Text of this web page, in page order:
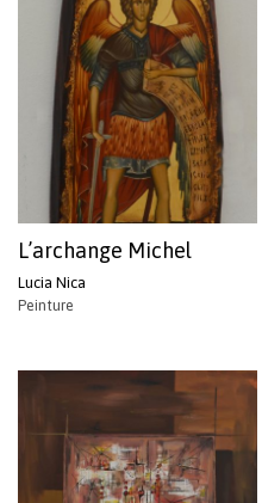
L’archange Michel
Lucia Nica
Peinture